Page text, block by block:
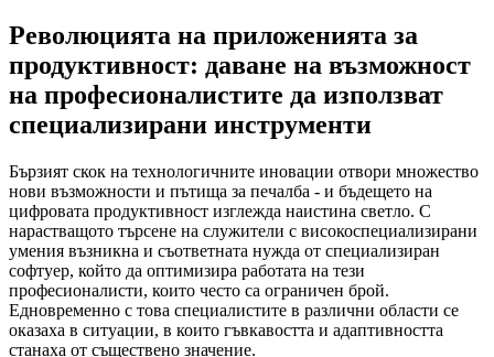
Революцията на приложенията за
продуктивност: даване на възможност
на професионалистите да използват
специализирани инструменти
Бързият скок на технологичните иновации отвори множество
нови възможности и пътища за печалба - и бъдещето на
цифровата продуктивност изглежда наистина светло. С
нарастващото търсене на служители с високоспециализирани
умения възникна и съответната нужда от специализиран
софтуер, който да оптимизира работата на тези
професионалисти, които често са ограничен брой.
Едновременно с това специалистите в различни области се
оказаха в ситуации, в които гъвкавостта и адаптивността
станаха от съществено значение.